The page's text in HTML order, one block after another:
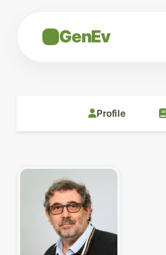
GenEv
Profile